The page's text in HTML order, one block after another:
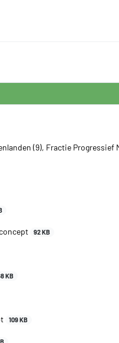
(9), Fractie Progressief
92 KB
KB
109 KB